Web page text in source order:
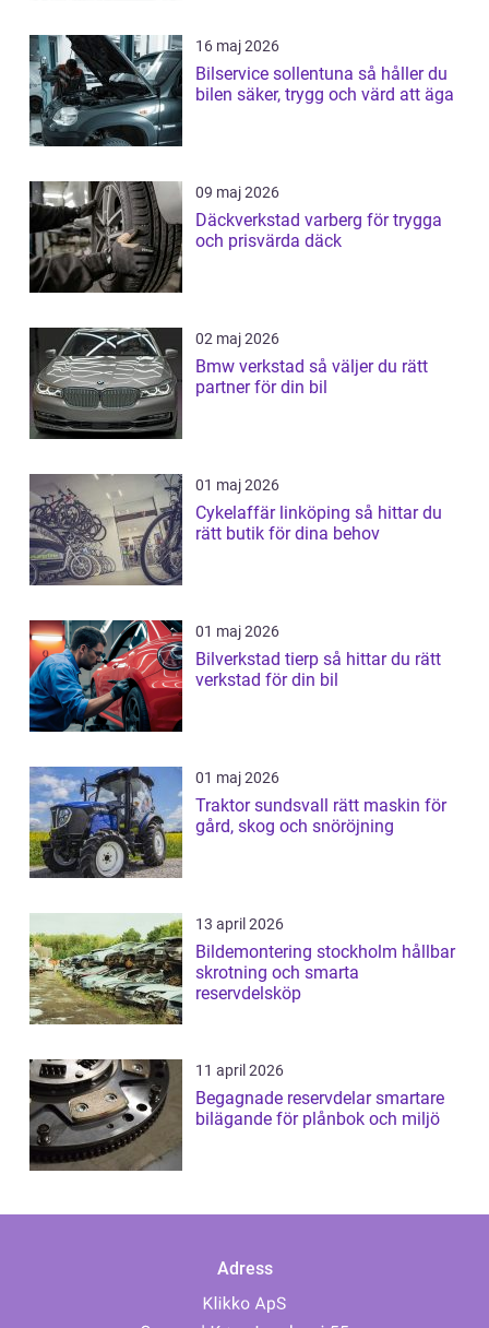
16 maj 2026
Bilservice sollentuna så håller du
bilen säker, trygg och värd att äga
09 maj 2026
Däckverkstad varberg för trygga
och prisvärda däck
02 maj 2026
Bmw verkstad så väljer du rätt
partner för din bil
01 maj 2026
Cykelaffär linköping så hittar du
rätt butik för dina behov
01 maj 2026
Bilverkstad tierp så hittar du rätt
verkstad för din bil
01 maj 2026
Traktor sundsvall rätt maskin för
gård, skog och snöröjning
13 april 2026
Bildemontering stockholm hållbar
skrotning och smarta
reservdelsköp
11 april 2026
Begagnade reservdelar smartare
bilägande för plånbok och miljö
Adress